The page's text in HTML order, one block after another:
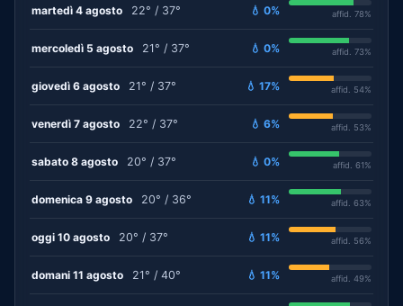
martedì 4 agosto 22° / 37° 💧 0% affid. 78%
mercoledì 5 agosto 21° / 37° 💧 0% affid. 73%
giovedì 6 agosto 21° / 37° 💧 17% affid. 54%
venerdì 7 agosto 22° / 37° 💧 6% affid. 53%
sabato 8 agosto 20° / 37° 💧 0% affid. 61%
domenica 9 agosto 20° / 36° 💧 11% affid. 63%
oggi 10 agosto 20° / 37° 💧 11% affid. 56%
domani 11 agosto 21° / 40° 💧 11% affid. 49%